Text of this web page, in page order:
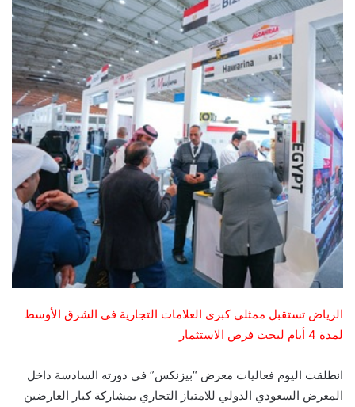
الرياض تستقبل ممثلي كبرى العلامات التجارية فى الشرق الأوسط
لمدة 4 أيام لبحث فرص الاستثمار
انطلقت اليوم فعاليات معرض “بيزنكس” في دورته السادسة داخل
المعرض السعودي الدولي للامتياز التجاري بمشاركة كبار العارضين